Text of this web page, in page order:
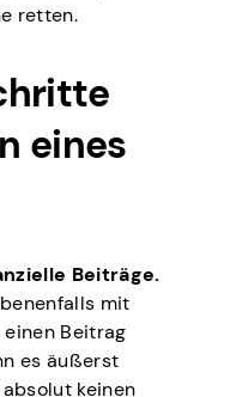
retten.
eines
Beiträge.
mit
einen Beitrag
es äußerst
keinen